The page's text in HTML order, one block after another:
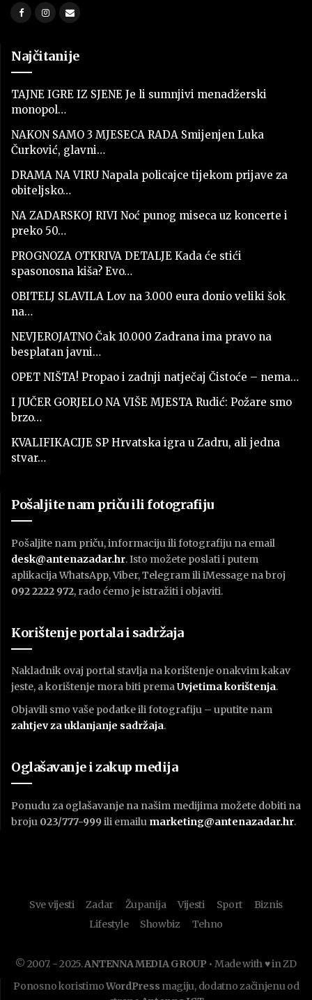
Najčitanije
TAJNE IGRE IZ SJENE Je li sumnjivi menadžerski
monopol…
NAKON SAMO 3 MJESECA RADA Smijenjen Luka
Čurković, glavni…
DRAMA NA VIRU Napala policajce tijekom prijave za
obiteljsko…
NA ZADARSKOJ RIVI Noć punog miseca uz koncerte i
preko 50…
PROGNOZA OTKRIVA DETALJE Kada će stići
spasonosna kiša? Evo…
OBITELJ SLAVILA Lov na 3.000 eura donio veliki šok
na…
NEVJEROJATNO Čak 10.000 Zadrana ima pravo na
besplatan javni…
OPET NIŠTA! Propao i zadnji natječaj Čistoće – nema…
I JUČER GORJELO NA VIŠE MJESTA Rudić: Požare smo
brzo…
KVALIFIKACIJE SP Hrvatska igra u Zadru, ali jedna
stvar…
Pošaljite nam priču ili fotografiju
Pošaljite nam priču, informaciju ili fotografiju na email
desk@antenazadar.hr. Isto možete poslati i putem
aplikacija WhatsApp, Viber, Telegram ili iMessage na broj
092 2222 972, rado ćemo je istražiti i objaviti.
Korištenje portala i sadržaja
Nakladnik ovaj portal stavlja na korištenje onakvim kakav
jeste, a korištenje mora biti premaUvjetima korištenja.
Objavili smo vaše podatke ili fotografiju – uputite nam
zahtjev za uklanjanje sadržaja.
Oglašavanje i zakup medija
Ponudu za oglašavanje na našim medijima možete dobiti na
broju 023/777-999 ili emailu marketing@antenazadar.hr.
Sve vijesti Zadar Županija Vijesti Sport
Biznis
Lifestyle
Showbiz Tehno
© 2007. - 2025.ANTENNA MEDIA GROUP • Made with ♥ in ZD
Ponosno koristimoWordPress magiju, dodatno začinjenu od